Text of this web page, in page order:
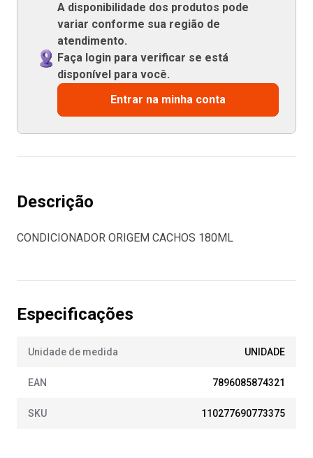
A disponibilidade dos produtos pode
variar conforme sua região de
atendimento.
Faça login para verificar se está
disponível para você.
Entrar na minha conta
Descrição
CONDICIONADOR ORIGEM CACHOS 180ML
Especificações
Unidade de medida UNIDADE
EAN 7896085874321
SKU 110277690773375